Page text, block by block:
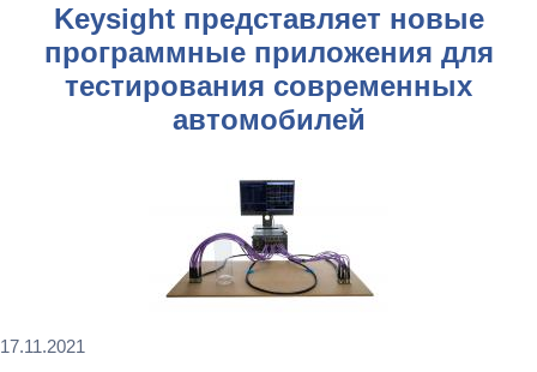
Keysight представляет новые
программные приложения для
тестирования современных
автомобилей
17.11.2021